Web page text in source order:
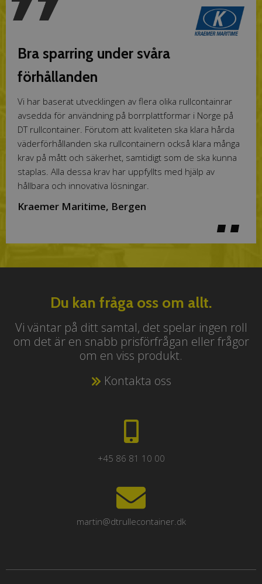
Bra sparring under svåra
förhållanden
Vi har baserat utvecklingen av flera olika rullcontainrar
avsedda för användning på borrplattformar i Norge på
DT rullcontainer. Förutom att kvaliteten ska klara hårda
väderförhållanden ska rullcontainern också klara många
krav på mått och säkerhet, samtidigt som de ska kunna
staplas. Alla dessa krav har uppfyllts med hjälp av
hållbara och innovativa lösningar.
Kraemer Maritime, Bergen
I vår bransch ändras kundernas krav och leveransbehov
samarbetspartner och tillsammans med dem utvecklat
flera olika rullcontainrar för våra behov. Detta ger oss
hög flexibilitet i när det gäller att serva och tillgodose
våra kunders behov och önskemål och därmed också
göra oss mer konkurrenskraftiga.
Vi verkar på en konkurrenspräglad marknad och har hela
försörjningskedja. Tillsammans med DT Rullecontainer
har vi utvecklat olika rullcontainrar som med lång
livslängd och låga underhållskostnader bidrar till hög
leveranssäkerhet för våra kunder till rätt pris. Alla
rullcontainrar levereras med namn och logga och med
stroppar i våra färger och med vårt namn. Detta ger ett
gott intryck av vår kvalitet när vi är ute hos våra kunder.
Du kan fråga oss om allt.
Vi väntar på ditt samtal, det spelar ingen roll
om det är en snabb prisförfrågan eller frågor
om en viss produkt.
Kontakta oss
+45 86 81 10 00
martin@dtrullecontainer.dk